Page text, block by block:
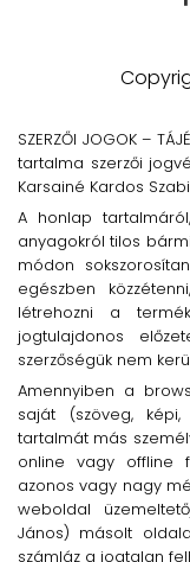
SZERZŐI JOGOK –
tartalma szerzői
Karsainé Kardos
A honlap
anyagokról tilos
módon
egészben
létrehozni a
jogtulajdonos
szerzőségük nem
Amennyiben a
saját (szöveg,
tartalmát más
online vagy offline
azonos vagy nagy
weboldal
János) másolt
számláz a jogtalan